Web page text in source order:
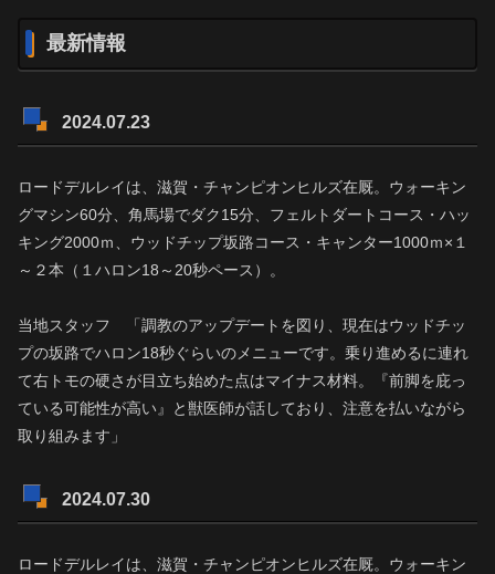
最新情報
2024.07.23
ロードデルレイは、滋賀・チャンピオンヒルズ在厩。ウォーキン
グマシン60分、角馬場でダク15分、フェルトダートコース・ハッ
キング2000ｍ、ウッドチップ坂路コース・キャンター1000ｍ×１
～２本（１ハロン18～20秒ペース）。
当地スタッフ 「調教のアップデートを図り、現在はウッドチッ
プの坂路でハロン18秒ぐらいのメニューです。乗り進めるに連れ
て右トモの硬さが目立ち始めた点はマイナス材料。『前脚を庇っ
ている可能性が高い』と獣医師が話しており、注意を払いながら
取り組みます」
2024.07.30
ロードデルレイは、滋賀・チャンピオンヒルズ在厩。ウォーキン